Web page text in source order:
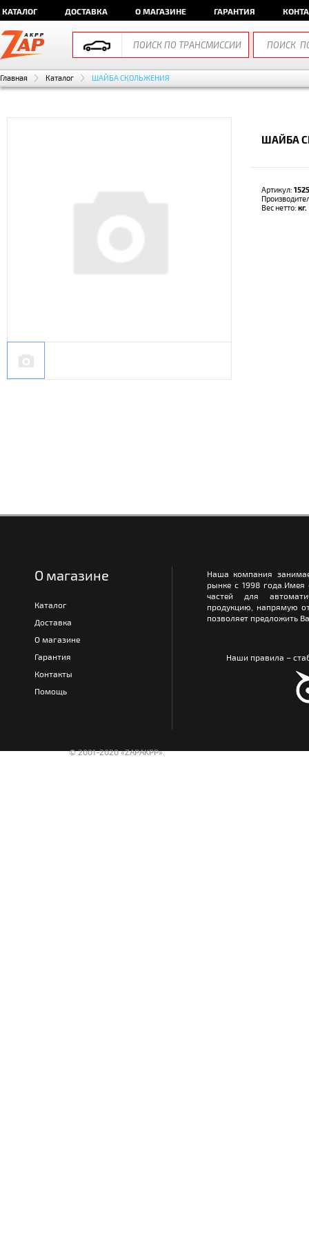
КАТАЛОГ ДОСТАВКА О МАГАЗИНЕ ГАРАНТИЯ
Главная Каталог ШАЙБА СКОЛЬЖЕНИЯ
ШАЙБА
Артикул:
Вес нетто: кг.
О магазине
Каталог
Доставка
О магазине
Гарантия
Контакты
Помощь
Наша компания
рынке с 1998
частей для
продукцию, напрямую
позволяет предложить
Наши правила –
© 2001-2020 «ZAPAKPP».